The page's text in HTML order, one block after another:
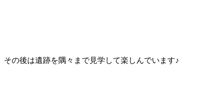
その後は遺跡を隅々まで見学して楽しんでいます♪